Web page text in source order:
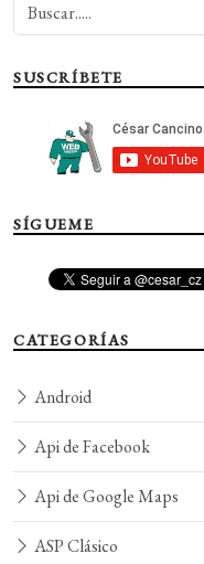
SUSCRÍBETE
SÍGUEME
CATEGORÍAS
Android
Api de Facebook
Api de Google Maps
ASP Clásico